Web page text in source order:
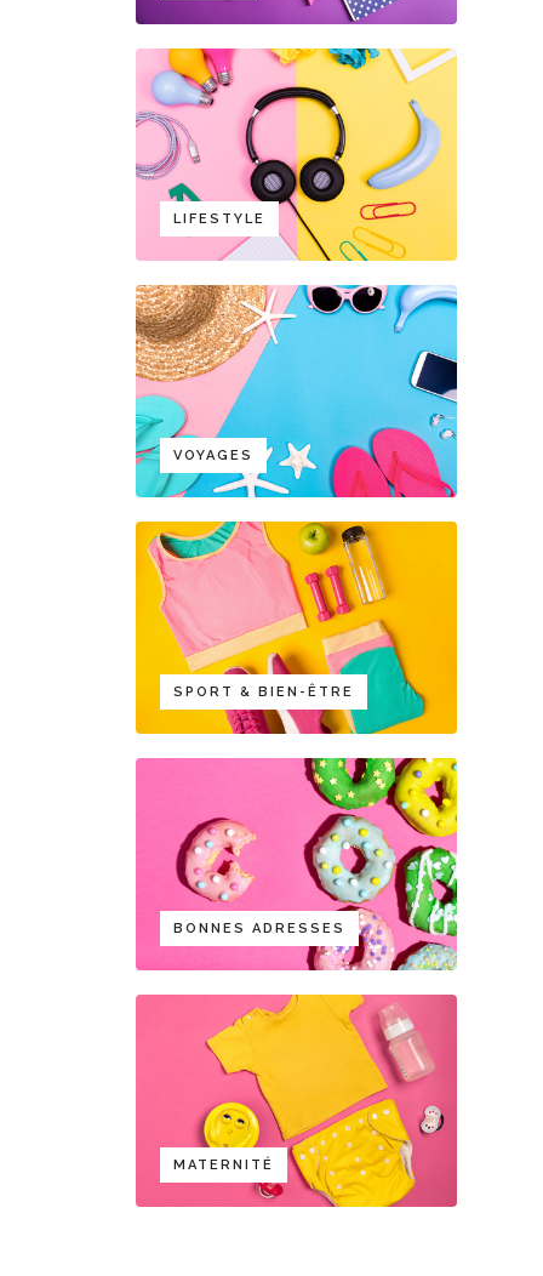
LIFESTYLE
VOYAGES
SPORT & BIEN-ÊTRE
BONNES ADRESSES
MATERNITÉ